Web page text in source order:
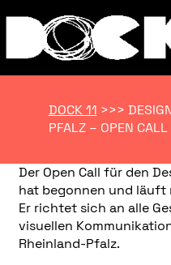
DOCK 11 >>>
PFALZ – OPEN CALL
Der Open Call für den
hat begonnen und läuft
Er richtet sich an alle
visuellen
Rheinland-Pfalz.